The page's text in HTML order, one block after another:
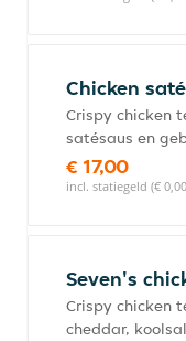
Chicken
Crispy chicken
satésaus en
€ 17,00
incl. statiegeld (€
Seven's
Crispy chicken
cheddar,